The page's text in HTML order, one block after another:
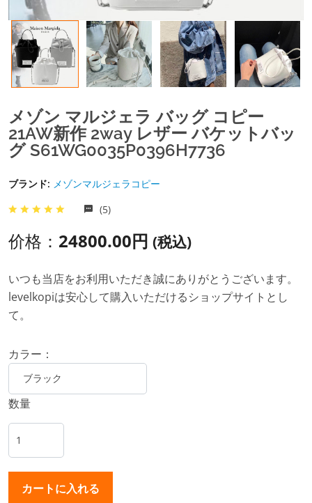
メゾン マルジェラ バッグ コピー
21AW新作 2way レザー バケットバッ
グ S61WG0035P0396H7736
ブランド: メゾンマルジェラコピー
(5)
价格： 24800.00円 (税込)
いつも当店をお利用いただき誠にありがとうございます。
levelkopiは安心して購入いただけるショップサイトとし
て。
カラー：
数量